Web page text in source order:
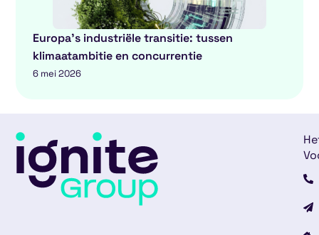
Europa’s industriële transitie: tussen
klimaatambitie en concurrentie
6 mei 2026